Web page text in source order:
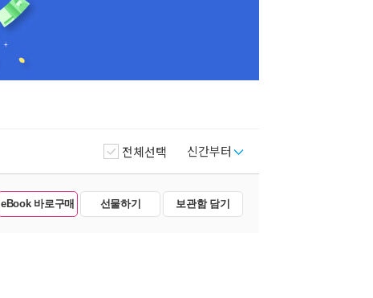
신간부터
전체선택
eBook 바로구매 선물하기 보관함 담기